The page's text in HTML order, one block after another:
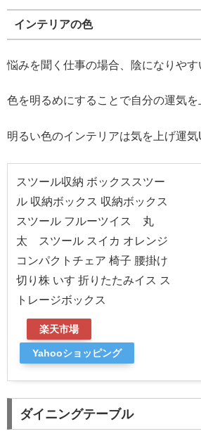
インテリアの色
悩みを聞く仕事の場合、陰になりやす
色を明るめにすることで自分の運気を
明るい色のインテリアは気を上げ運
スツール収納 ボックススツー
ル 収納ボックス 収納ボックス
スツール フルーツイス 丸
太 スツール スイカ オレンジ
コンパクトチェア 椅子 腰掛け
切り株 いす 折りたたみイス ス
トレージボックス
楽天市場
Yahooショッピング
ダイニングテーブル